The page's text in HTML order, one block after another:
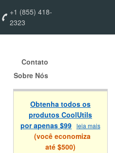
+1 (855) 418-
2323
Contato
Sobre Nós
Obtenha todos os
produtos CoolUtils
por apenas $99 leia mais
(você economiza
até $500)